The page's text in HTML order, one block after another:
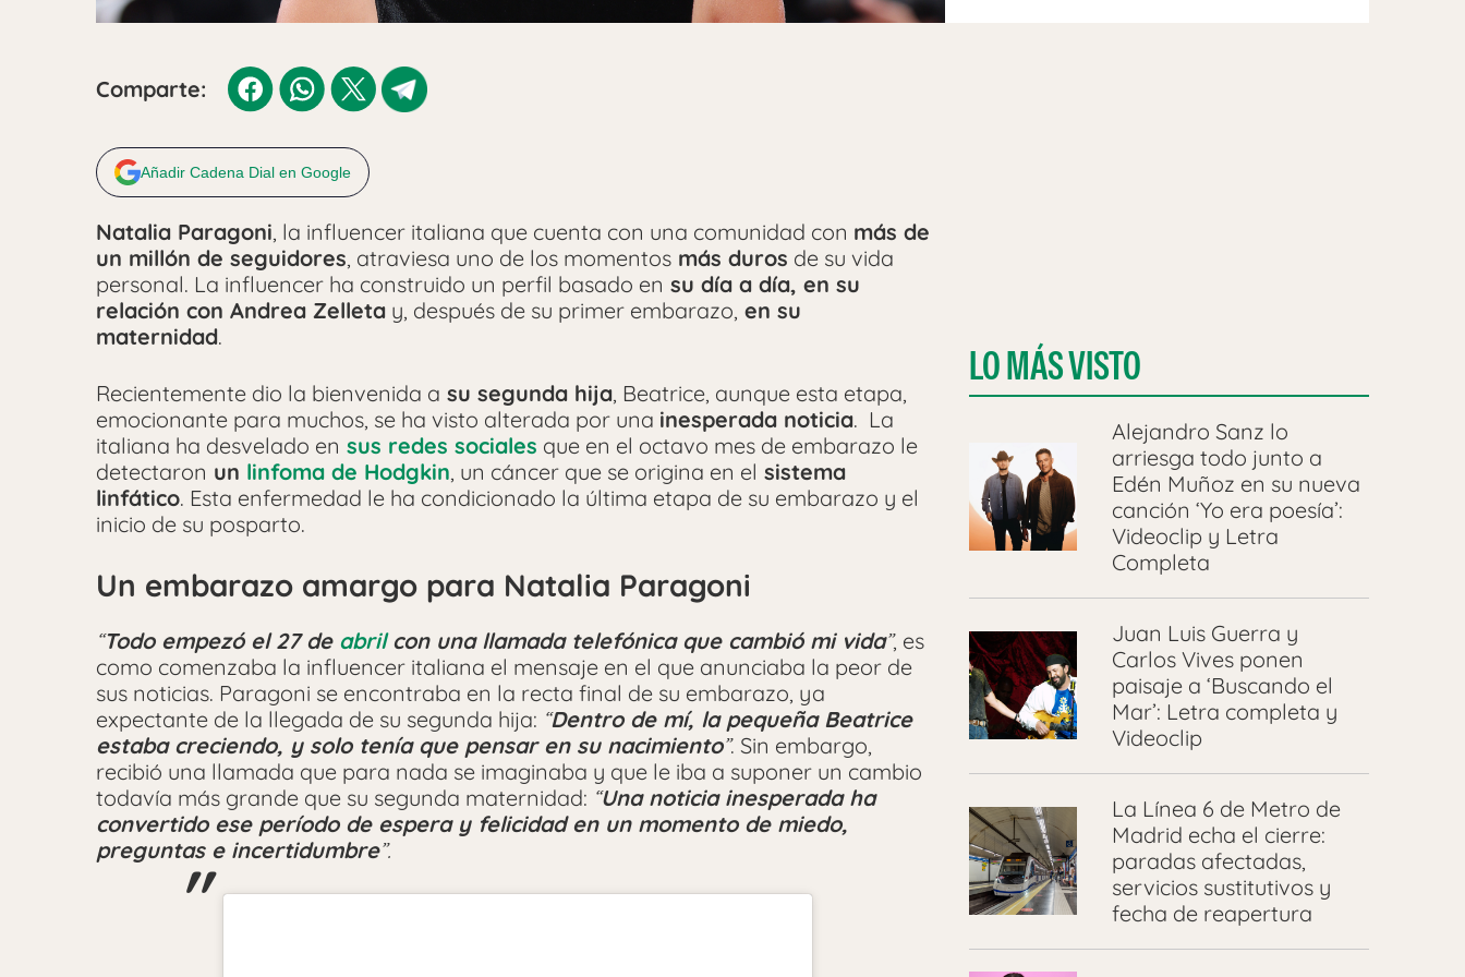
Comparte:
Añadir Cadena Dial en Google
Natalia Paragoni, la influencer italiana que cuenta con una comunidad con más de
un millón de seguidores, atraviesa uno de los momentos más duros de su vida
personal. La influencer ha construido un perfil basado en su día a día, en su
relación con Andrea Zelleta y, después de su primer embarazo, en su
maternidad.
Recientemente dio la bienvenida a su segunda hija, Beatrice, aunque esta etapa,
emocionante para muchos, se ha visto alterada por una inesperada noticia. La
italiana ha desvelado en sus redes sociales que en el octavo mes de embarazo le
detectaron un linfoma de Hodgkin, un cáncer que se origina en el sistema
linfático. Esta enfermedad le ha condicionado la última etapa de su embarazo y el
inicio de su posparto.
Un embarazo amargo para Natalia Paragoni
“Todo empezó el 27 de abrilcon una llamada telefónica que cambió mi vida”, es
como comenzaba la influencer italiana el mensaje en el que anunciaba la peor de
sus noticias. Paragoni se encontraba en la recta final de su embarazo, ya
expectante de la llegada de su segunda hija: “Dentro de mí, la pequeña Beatrice
estaba creciendo, y solo tenía que pensar en su nacimiento”. Sin embargo,
recibió una llamada que para nada se imaginaba y que le iba a suponer un cambio
todavía más grande que su segunda maternidad: “Una noticia inesperada ha
convertido ese período de espera y felicidad en un momento de miedo,
preguntas e incertidumbre”.
LO MÁS VISTO
Alejandro Sanz lo
arriesga todo junto a
Edén Muñoz en su nueva
canción ‘Yo era poesía’:
Videoclip y Letra
Completa
Juan Luis Guerra y
Carlos Vives ponen
paisaje a ‘Buscando el
Mar’: Letra completa y
Videoclip
La Línea 6 de Metro de
Madrid echa el cierre:
paradas afectadas,
servicios sustitutivos y
fecha de reapertura